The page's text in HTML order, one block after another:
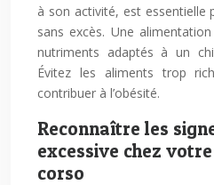
à son activité, est essentielle
sans excès. Une
nutriments adaptés à un
Évitez les aliments trop
contribuer à l’obésité.
Reconnaître les
excessive chez
corso